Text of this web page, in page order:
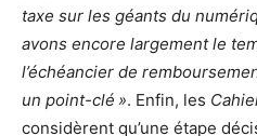
taxe sur les géants du
avons encore largement le
l’échéancier de
un point-clé ». Enfin, les
considèrent qu’une étape